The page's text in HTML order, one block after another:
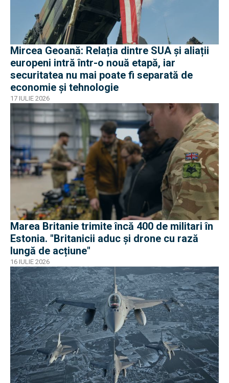
Mircea Geoană: Relația dintre SUA și aliații
europeni intră într-o nouă etapă, iar
securitatea nu mai poate fi separată de
economie și tehnologie
17 IULIE 2026
Marea Britanie trimite încă 400 de militari în
Estonia. "Britanicii aduc și drone cu rază
lungă de acțiune"
16 IULIE 2026